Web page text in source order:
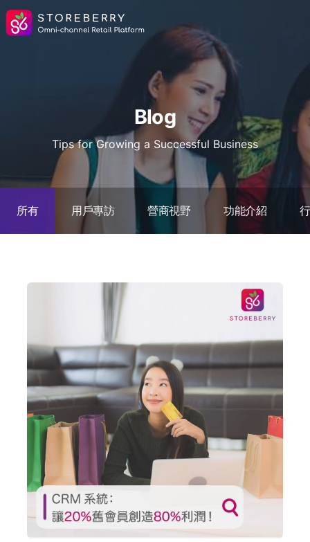
Blog
Tips for Growing a Successful Business
所有 用戶專訪 營商視野 功能介紹